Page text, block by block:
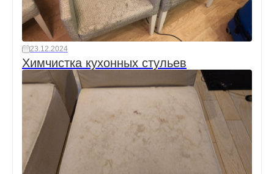
23.12.2024
Химчистка кухонных стульев